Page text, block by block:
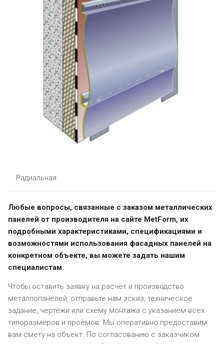
Радиальная
Любые вопросы, связанные с заказом металлических
панелей от производителя на сайте MetForm, их
подробными характеристиками, спецификациями и
возможностями использования фасадных панелей на
конкретном объекте, вы можете задать нашим
специалистам.
Чтобы оставить заявку на расчёт и производство
металлопанелей, отправьте нам эскиз, техническое
задание, чертёжи или схему монтажа с указанием всех
типоразмеров и проёмов. Мы оперативно предоставим
вам смету на объект. По согласованию с заказчиком